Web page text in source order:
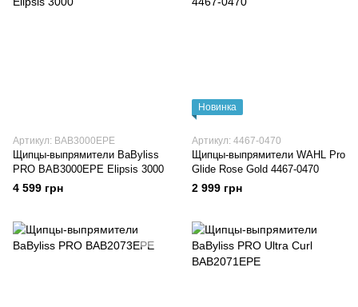
Артикул: BAB3000EPE
Щипцы-выпрямители BaByliss
PRO BAB3000EPE Elipsis 3000
4 599 грн
Новинка
Артикул: 4467-0470
Щипцы-выпрямители WAHL Pro
Glide Rose Gold 4467-0470
2 999 грн